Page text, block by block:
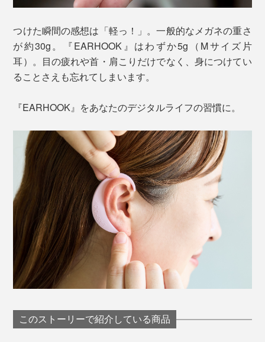
つけた瞬間の感想は「軽っ！」。一般的なメガネの重さ
が約30g。『EARHOOK』はわずか5g（Mサイズ片
耳）。目の疲れや首・肩こりだけでなく、身につけてい
ることさえも忘れてしまいます。
『EARHOOK』をあなたのデジタルライフの習慣に。
このストーリーで紹介している商品